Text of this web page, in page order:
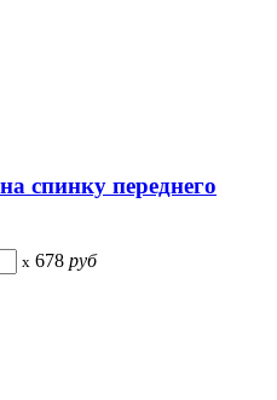
спинку переднего
x 678 руб